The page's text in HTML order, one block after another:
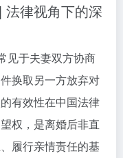
法律视角下的深
见于夫妻双方协商
换取另一方放弃对
有效性在中国法律
权，是离婚后非直
履行亲情责任的基